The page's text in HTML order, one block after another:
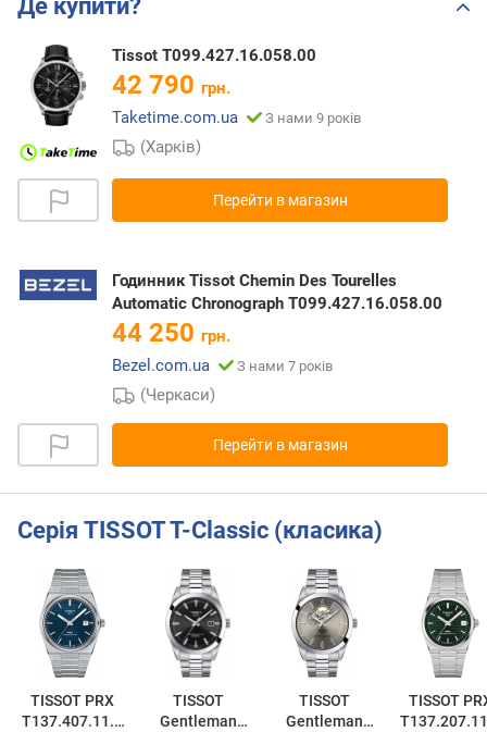
Де купити?
Tissot T099.427.16.058.00
42 790 грн.
Taketime.com.ua
З нами 9 років
(Харків)
Перейти в магазин
Годинник Tissot Chemin Des Tourelles
Automatic Chronograph T099.427.16.058.00
44 250 грн.
Bezel.com.ua
З нами 7 років
(Черкаси)
Перейти в магазин
Серія TISSOT T-Classic (класика)
TISSOT PRX
T137.407.11.0
TISSOT
Gentleman
TISSOT
Gentleman
TISSOT